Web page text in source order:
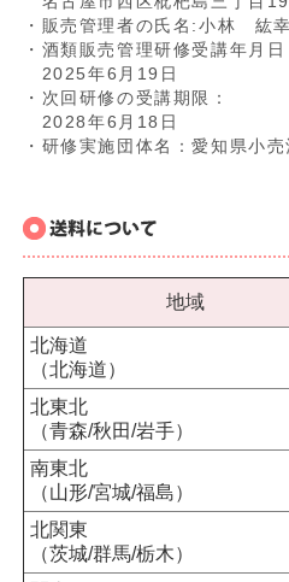
・販売管理者の氏名:小林 紘幸
・酒類販売管理研修受講年月日
2025年6月19日
・次回研修の受講期限：
2028年6月18日
・研修実施団体名：愛知県小
地域
北海道
（北海道）
北東北
（青森/秋田/岩手）
南東北
（山形/宮城/福島）
北関東
（茨城/群馬/栃木）